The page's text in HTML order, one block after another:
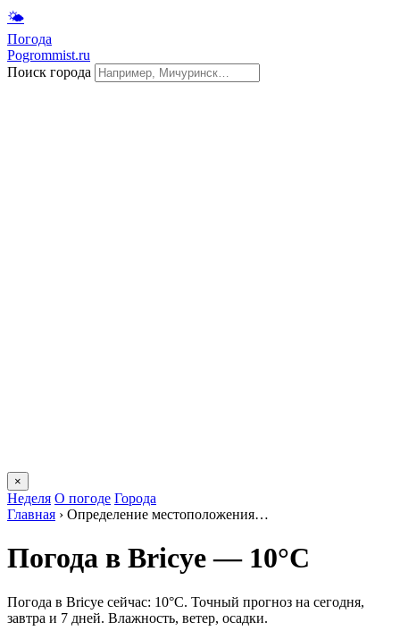
🌤
Погода
Pogrommist.ru
Поиск города
×
Неделя О погоде Города
Главная › Определение местоположения…
Погода в Bricyе — 10°C
Погода в Bricyе сейчас: 10°C. Точный прогноз на сегодня,
завтра и 7 дней. Влажность, ветер, осадки.